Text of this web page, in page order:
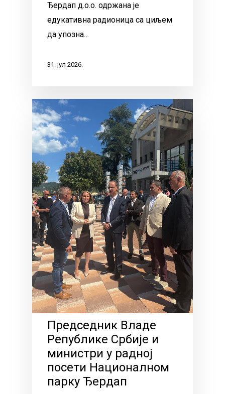
Ђердап д.о.о. одржана је
едукативна радионица са циљем
да упозна…
31. јул 2026.
Председник Владе
Републике Србије и
министри у радној
посети Националном
парку Ђердап